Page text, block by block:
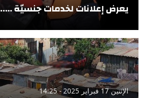
يعرض إعلانات لخدمات جنسيّة …..
الإثنين 17 فبراير 2025 - 14:25